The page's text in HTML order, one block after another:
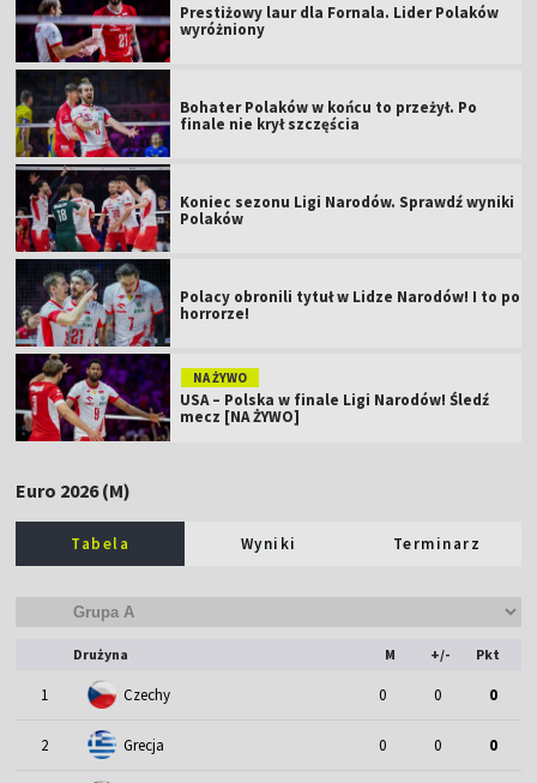
Prestiżowy laur dla Fornala. Lider Polaków
wyróżniony
Bohater Polaków w końcu to przeżył. Po
finale nie krył szczęścia
Koniec sezonu Ligi Narodów. Sprawdź wyniki
Polaków
Polacy obronili tytuł w Lidze Narodów! I to po
horrorze!
NA ŻYWO
USA – Polska w finale Ligi Narodów! Śledź
mecz [NA ŻYWO]
Euro 2026 (M)
Tabela Wyniki Terminarz
Drużyna M +/- Pkt
1 Czechy 0 0 0
2 Grecja 0 0 0